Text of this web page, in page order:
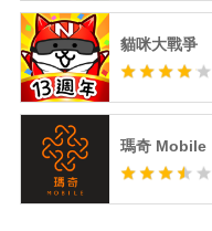
貓咪大戰爭
瑪奇 Mobile